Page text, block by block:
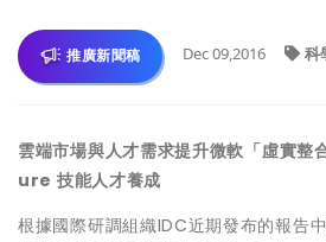
推廣新聞稿 Dec 09,2016 科
雲端市場與人才需求提升微軟「虛實整
ure 技能人才養成
根據國際研調組織IDC近期發布的報告